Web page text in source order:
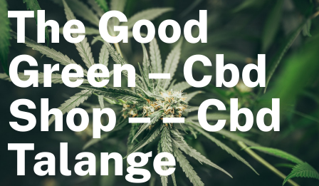
The Good
Green – Cbd
Shop – – Cbd
Talange